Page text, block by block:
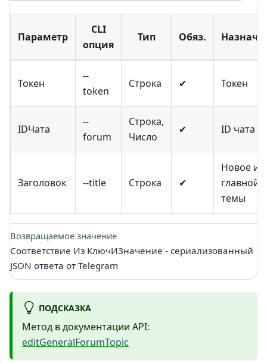
Параметр
CLI
опция
Тип Обяз.
Токен
--
token
Строка ✔ Токен
IDЧата
--
forum
Строка,
Число
✔ ID чата
Заголовок --title Строка ✔
Новое
главной
темы
Возвращаемое значение
Соответствие Из КлючИЗначение - сериализованный
JSON ответа от Telegram
ПОДСКАЗКА
Метод в документации API:
editGeneralForumTopic